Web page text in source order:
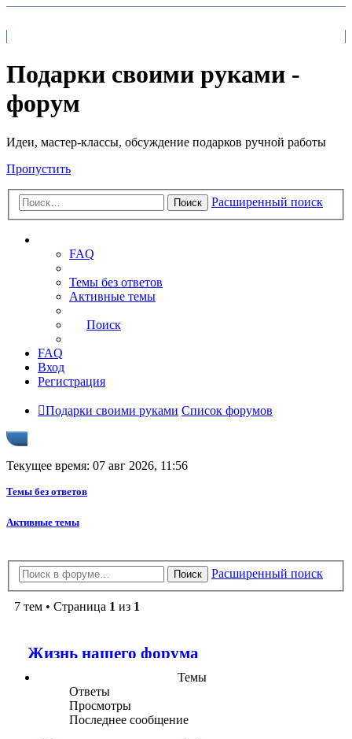
Подарки своими руками -
форум
Идеи, мастер-классы, обсуждение подарков ручной работы
Пропустить
Поиск Расширенный поиск
FAQ
Темы без ответов
Активные темы
Поиск
FAQ
Вход
Регистрация
Подарки своими руками Список форумов
Текущее время: 07 авг 2026, 11:56
Темы без ответов
Активные темы
Поиск Расширенный поиск
7 тем • Страница 1 из 1
Жизнь нашего форума
Темы
Ответы
Просмотры
Последнее сообщение